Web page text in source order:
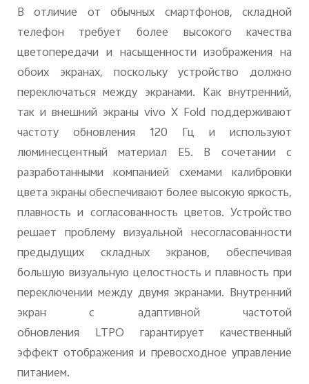
В отличие от обычных смартфонов, складной
телефон требует более высокого качества
цветопередачи и насыщенности изображения на
обоих экранах, поскольку устройство должно
переключаться между экранами. Как внутренний,
так и внешний экраныvivo X Fold поддерживают
частоту обновления 120 Гц и используют
люминесцентный материал E5. В сочетании с
разработанными компанией схемами калибровки
цвета экраны обеспечивают более высокую яркость,
плавность и согласованность цветов. Устройство
решает проблему визуальной несогласованности
предыдущих складных экранов, обеспечивая
большую визуальную целостность и плавность при
переключении между двумя экранами. Внутренний
экран с адаптивной частотой
обновления LTPO гарантирует качественный
эффект отображения и превосходное управление
питанием.